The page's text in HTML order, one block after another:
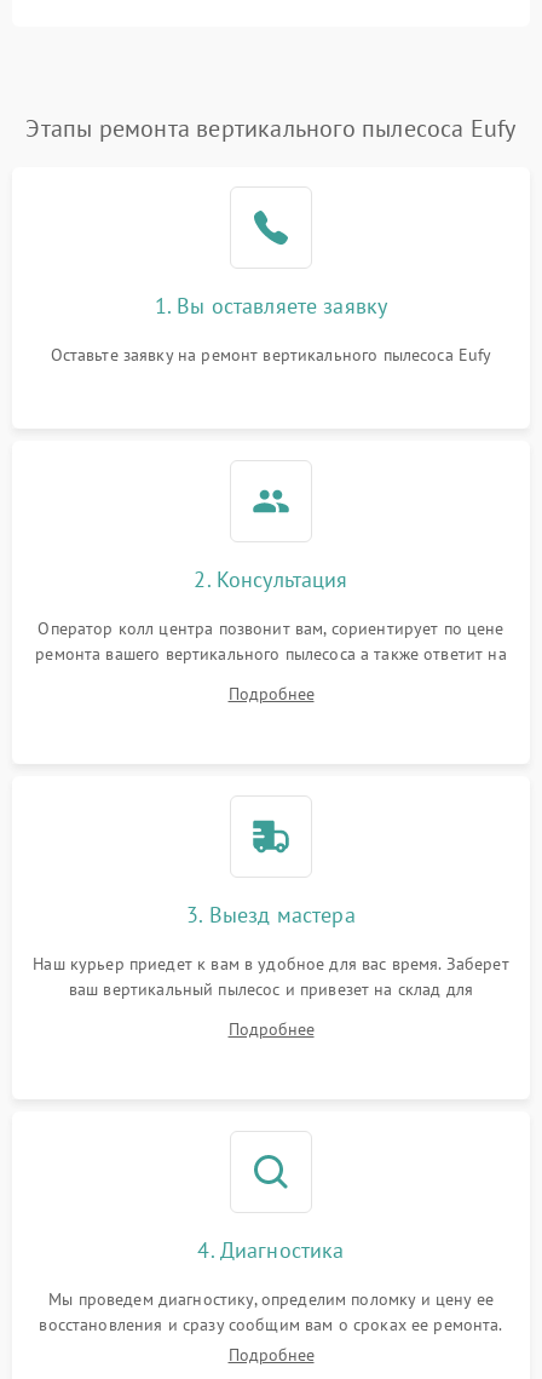
Этапы ремонта вертикального пылесоса Eufy
1. Вы оставляете заявку
Оставьте заявку на ремонт вертикального пылесоса Eufy
2. Консультация
Оператор колл центра позвонит вам, сориентирует по цене
ремонта вашего вертикального пылесоса а также ответит на
Подробнее
3. Выезд мастера
Наш курьер приедет к вам в удобное для вас время. Заберет
ваш вертикальный пылесос и привезет на склад для
Подробнее
4. Диагностика
Мы проведем диагностику, определим поломку и цену ее
восстановления и сразу сообщим вам о сроках ее ремонта.
Подробнее